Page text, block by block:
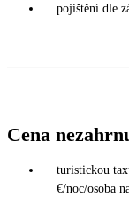
pojištění dle
Cena
turistickou
€/noc/osoba